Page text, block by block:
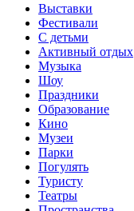
Выставки
Фестивали
С детьми
Активный отдых
Музыка
Шоу
Праздники
Образование
Кино
Музеи
Парки
Погулять
Туристу
Театры